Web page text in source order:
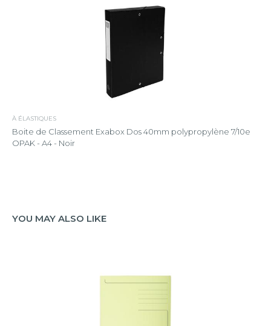
À ÉLASTIQUES
Boite de Classement Exabox Dos 40mm polypropylène 7/10e
OPAK - A4 - Noir
YOU MAY ALSO LIKE